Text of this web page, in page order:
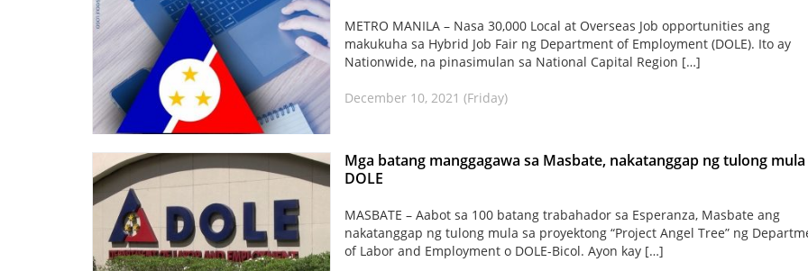
METRO MANILA – Nasa 30,000 Local at Overseas Job opportunities ang
makukuha sa Hybrid Job Fair ng Department of Employment (DOLE). Ito ay
Nationwide, na pinasimulan sa National Capital Region […]
December 10, 2021 (Friday)
Mga batang manggagawa sa Masbate, nakatanggap ng tulong mula
DOLE
MASBATE – Aabot sa 100 batang trabahador sa Esperanza, Masbate ang
nakatanggap ng tulong mula sa proyektong “Project Angel Tree” ng
of Labor and Employment o DOLE-Bicol. Ayon kay […]